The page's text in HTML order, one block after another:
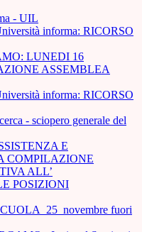
- UIL
informa: RICORSO
LUNEDI 16
ASSEMBLEA
informa: RICORSO
- sciopero generale del
E
COMPILAZIONE
ALL’
POSIZIONI
fuori